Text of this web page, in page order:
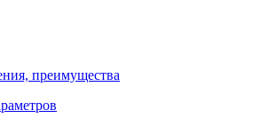
преимущества